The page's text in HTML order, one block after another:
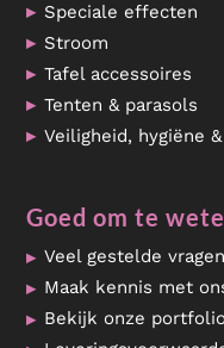
Speciale effecten
Stroom
Tafel accessoires
Tenten & parasols
Veiligheid, hygiëne
Goed om te
Veel gestelde vragen
Maak kennis met
Bekijk onze portfolio